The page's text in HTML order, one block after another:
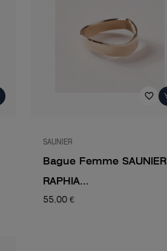
favorite_border
SAUNIER
Bague Femme SAUNIER
RAPHIA...
55,00 €